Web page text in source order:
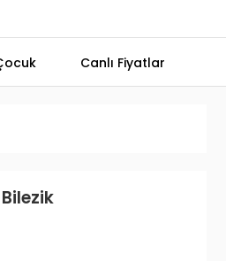
Canlı Fiyatlar